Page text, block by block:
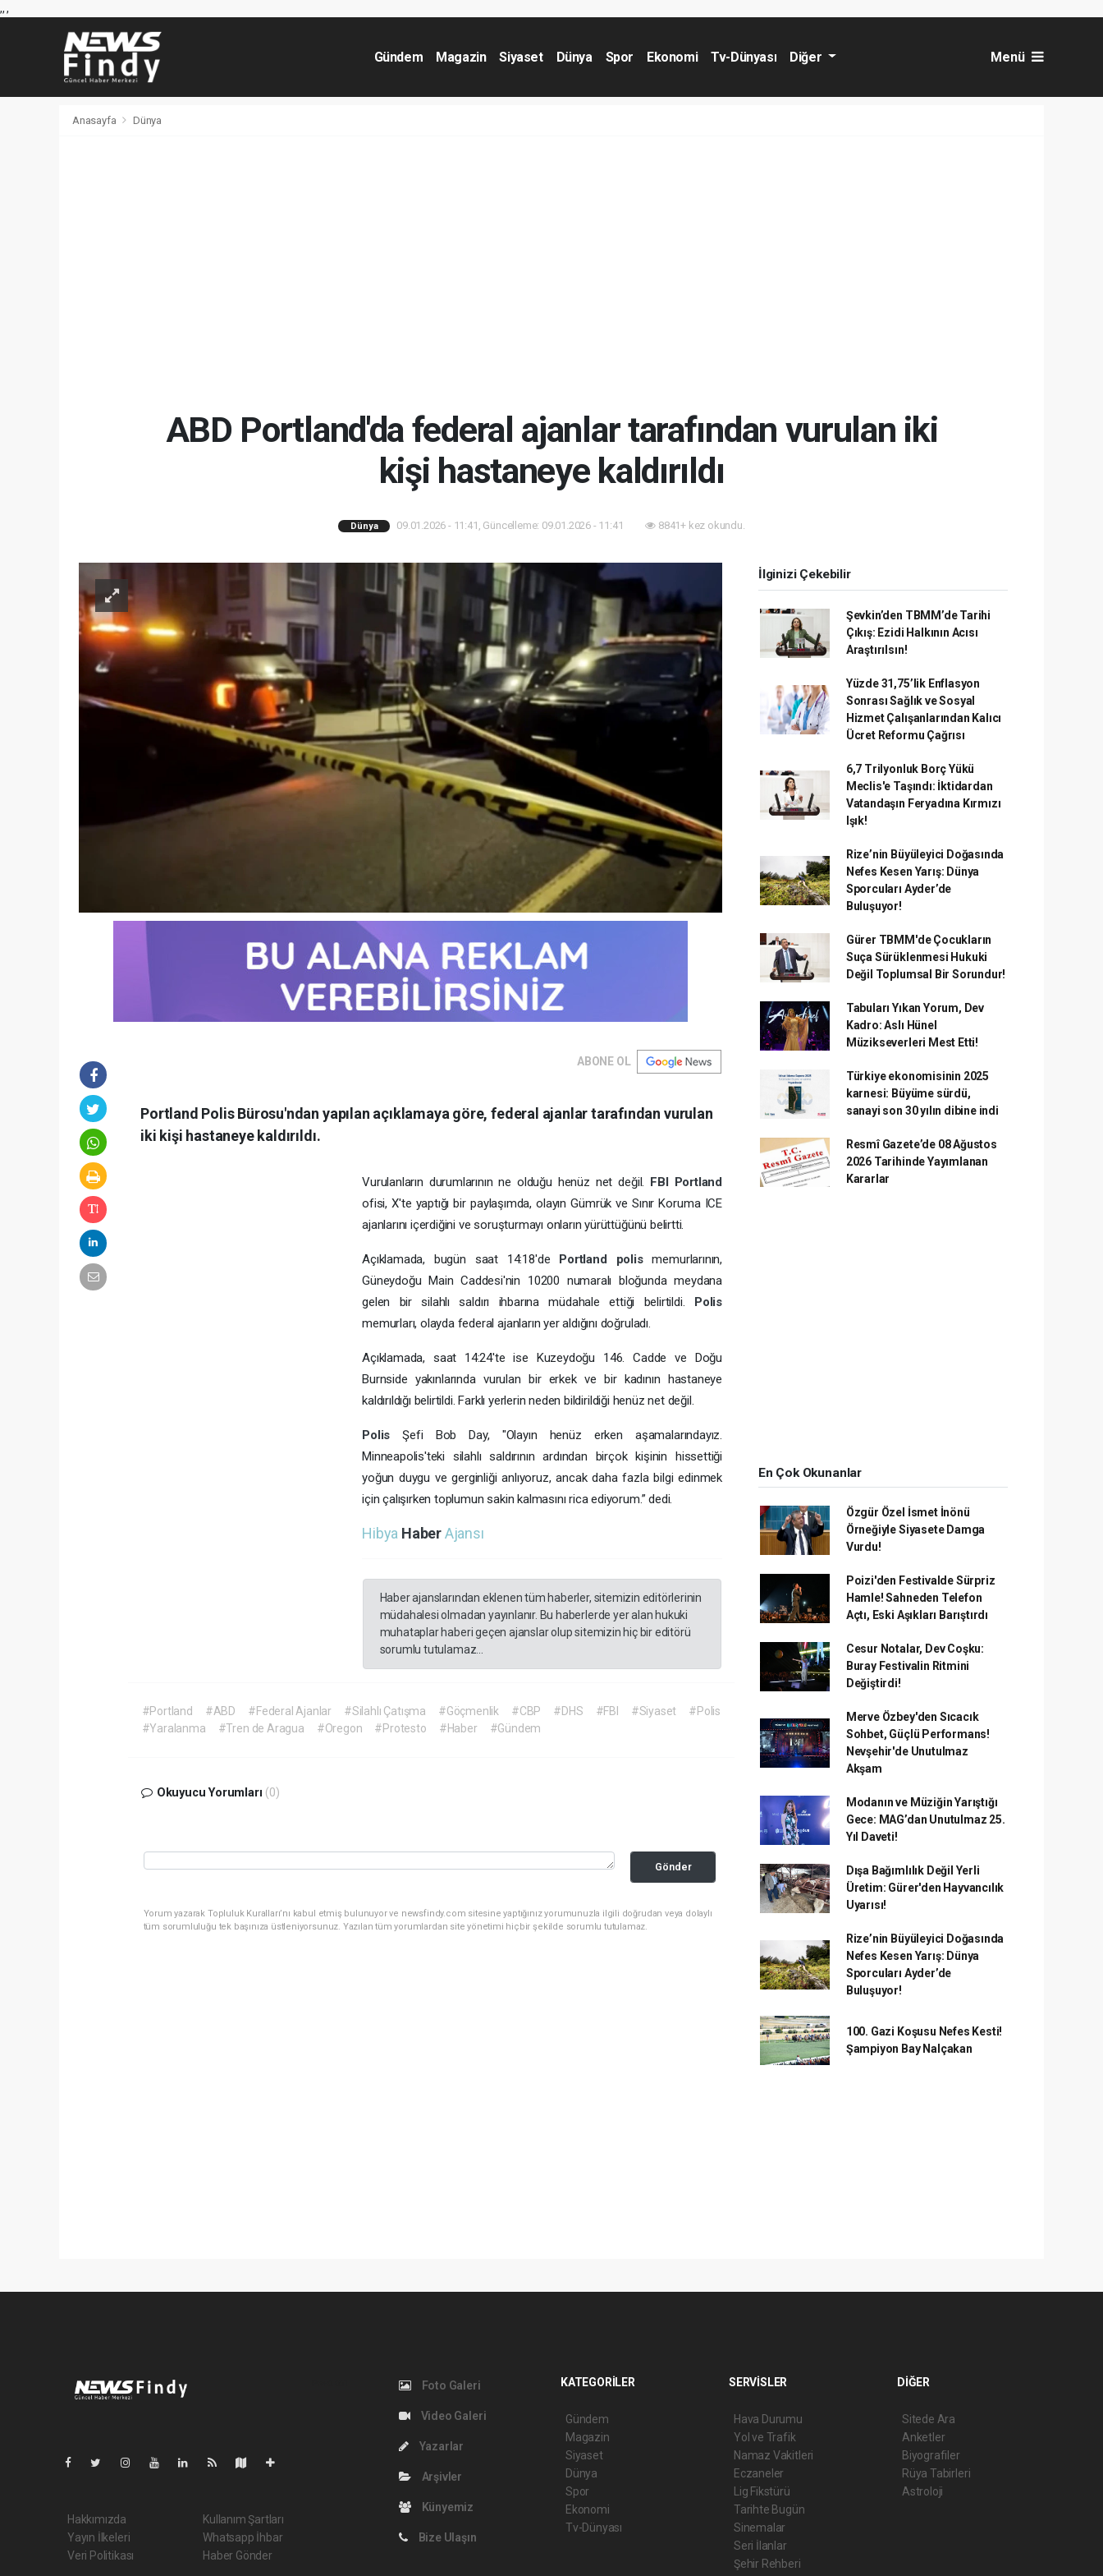
,,,
Gündem Magazin Siyaset Dünya Spor Ekonomi Tv-Dünyası Diğer Menü
Anasayfa Dünya
ABD Portland'da federal ajanlar tarafından vurulan iki
kişi hastaneye kaldırıldı
Dünya 09.01.2026 - 11:41, Güncelleme: 09.01.2026 - 11:41 8841+ kez okundu.
ABONE OL
Portland Polis Bürosu'ndan yapılan açıklamaya göre, federal ajanlar tarafından vurulan
iki kişi hastaneye kaldırıldı.
Vurulanların durumlarının ne olduğu henüz net değil. FBI Portland
ofisi, X'te yaptığı bir paylaşımda, olayın Gümrük ve Sınır Koruma ICE
ajanlarını içerdiğini ve soruşturmayı onların yürüttüğünü belirtti.
Açıklamada, bugün saat 14:18'de Portland polismemurlarının,
Güneydoğu Main Caddesi'nin 10200 numaralı bloğunda meydana
gelen bir silahlı saldırı ihbarına müdahale ettiği belirtildi. Polis
memurları, olayda federal ajanların yer aldığını doğruladı.
Açıklamada, saat 14:24'te ise Kuzeydoğu 146. Cadde ve Doğu
Burnside yakınlarında vurulan bir erkek ve bir kadının hastaneye
kaldırıldığı belirtildi. Farklı yerlerin neden bildirildiği henüz net değil.
PolisŞefi Bob Day, "Olayın henüz erken aşamalarındayız.
Minneapolis'teki silahlı saldırının ardından birçok kişinin hissettiği
yoğun duygu ve gerginliği anlıyoruz, ancak daha fazla bilgi edinmek
için çalışırken toplumun sakin kalmasını rica ediyorum.” dedi.
Hibya HaberAjansı
Haber ajanslarından eklenen tüm haberler, sitemizin editörlerinin
müdahalesi olmadan yayınlanır. Bu haberlerde yer alan hukuki
muhataplar haberi geçen ajanslar olup sitemizin hiç bir editörü
sorumlu tutulamaz...
#Portland #ABD #Federal Ajanlar #Silahlı Çatışma #Göçmenlik #CBP #DHS #FBI #Siyaset
#Polis
#Yaralanma
#Tren de Aragua #Oregon #Protesto #Haber #Gündem
Okuyucu Yorumları (0)
Gönder
Yorum yazarak Topluluk Kuralları’nı kabul etmiş bulunuyor ve newsfindy.com sitesine yaptığınız yorumunuzla ilgili doğrudan veya dolaylı
tüm sorumluluğu tek başınıza üstleniyorsunuz. Yazılan tüm yorumlardan site yönetimi hiçbir şekilde sorumlu tutulamaz.
İlginizi Çekebilir
Şevkin’den TBMM’de Tarihi
Çıkış: Ezidi Halkının Acısı
Araştırılsın!
Yüzde 31,75’lik Enflasyon
Sonrası Sağlık ve Sosyal
Hizmet Çalışanlarından Kalıcı
Ücret Reformu Çağrısı
6,7 Trilyonluk Borç Yükü
Meclis'e Taşındı: İktidardan
Vatandaşın Feryadına Kırmızı
Işık!
Rize’nin Büyüleyici Doğasında
Nefes Kesen Yarış: Dünya
Sporcuları Ayder’de
Buluşuyor!
Gürer TBMM'de Çocukların
Suça Sürüklenmesi Hukuki
Değil Toplumsal Bir Sorundur!
Tabuları Yıkan Yorum, Dev
Kadro: Aslı Hünel
Müzikseverleri Mest Etti!
Türkiye ekonomisinin 2025
karnesi: Büyüme sürdü,
sanayi son 30 yılın dibine indi
Resmî Gazete’de 08 Ağustos
2026 Tarihinde Yayımlanan
Kararlar
En Çok Okunanlar
Özgür Özel İsmet İnönü
Örneğiyle Siyasete Damga
Vurdu!
Poizi'den Festivalde Sürpriz
Hamle! Sahneden Telefon
Açtı, Eski Aşıkları Barıştırdı
Cesur Notalar, Dev Coşku:
Buray Festivalin Ritmini
Değiştirdi!
Merve Özbey'den Sıcacık
Sohbet, Güçlü Performans!
Nevşehir'de Unutulmaz
Akşam
Modanın ve Müziğin Yarıştığı
Gece: MAG’dan Unutulmaz 25.
Yıl Daveti!
Dışa Bağımlılık Değil Yerli
Üretim: Gürer'den Hayvancılık
Uyarısı!
Rize’nin Büyüleyici Doğasında
Nefes Kesen Yarış: Dünya
Sporcuları Ayder’de
Buluşuyor!
100. Gazi Koşusu Nefes Kesti!
Şampiyon Bay Nalçakan
Hakkımızda
Yayın İlkeleri
Veri Politikası
Kullanım Şartları
Whatsapp İhbar
Haber Gönder
Foto Galeri
Video Galeri
Yazarlar
Arşivler
Künyemiz
Bize Ulaşın
KATEGORİLER
Gündem
Magazin
Siyaset
Dünya
Spor
Ekonomi
Tv-Dünyası
SERVİSLER
Hava Durumu
Yol ve Trafik
Namaz Vakitleri
Eczaneler
Lig Fikstürü
Tarihte Bugün
Sinemalar
Seri İlanlar
Şehir Rehberi
DİĞER
Sitede Ara
Anketler
Biyografiler
Rüya Tabirleri
Astroloji